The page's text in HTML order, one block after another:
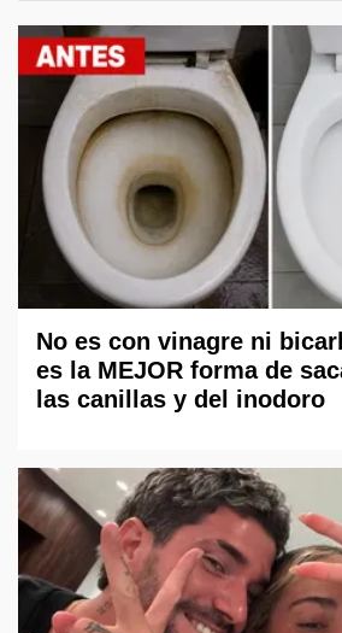
No es con vinagre ni
es la MEJOR forma de
las canillas y del inodoro